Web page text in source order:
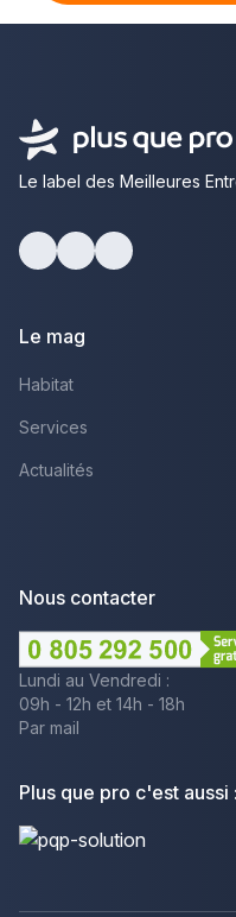
Le label des Meilleures
Le mag
Habitat
Services
Actualités
Nous contacter
Lundi au Vendredi :
09h - 12h et 14h - 18h
Par mail
Plus que pro c'est aussi :